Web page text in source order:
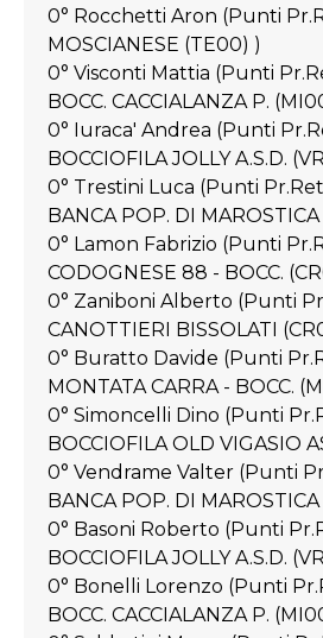
0° Rocchetti Aron (Punti
MOSCIANESE (TE00) )
0° Visconti Mattia (Punti
BOCC. CACCIALANZA P.
0° Iuraca' Andrea (Punti
BOCCIOFILA JOLLY A.S.D.
0° Trestini Luca (Punti
BANCA POP. DI
0° Lamon Fabrizio (Punti
CODOGNESE 88 - BOCC.
0° Zaniboni Alberto (Punti
CANOTTIERI BISSOLATI
0° Buratto Davide (Punti
MONTATA CARRA - BOCC.
0° Simoncelli Dino (Punti
BOCCIOFILA OLD VIGASIO
0° Vendrame Valter (Punti
BANCA POP. DI
0° Basoni Roberto (Punti
BOCCIOFILA JOLLY A.S.D.
0° Bonelli Lorenzo (Punti
BOCC. CACCIALANZA P.